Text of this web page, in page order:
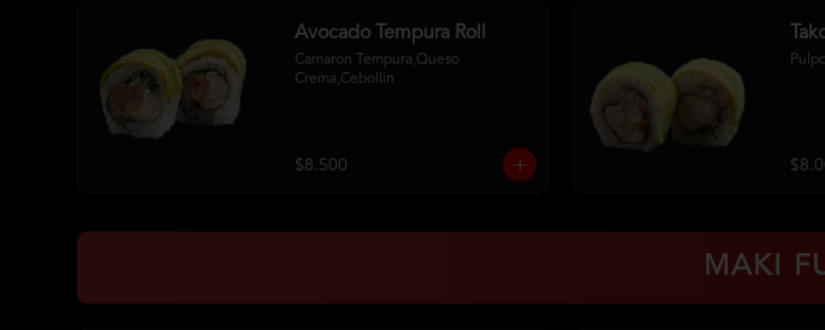
Avocado Tempura Roll
Camaron Tempura,Queso
Crema,Cebollin
$8.500
MAKI